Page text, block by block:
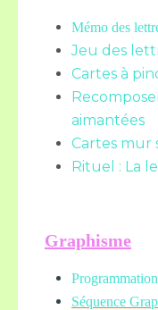
Mémo des
Jeu des
Cartes à
aimantées
Cartes mur
Rituel : La
Graphisme
Séquence